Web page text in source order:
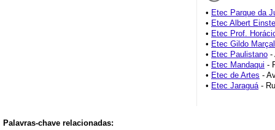
• Etec Parque da
• Etec Albert
• Etec Prof.
• Etec Gildo
• Etec Paulistano -
• Etec Mandaqui -
• Etec de Artes -
• Etec Jaraguá-
Palavras-chave relacionadas: